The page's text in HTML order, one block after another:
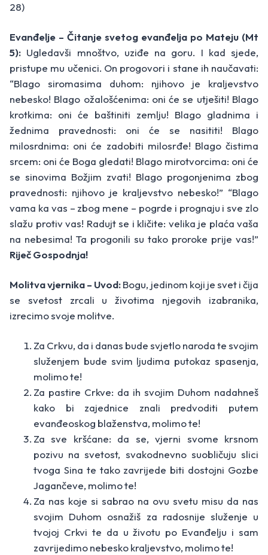
28)
Evanđelje – Čitanje svetog evanđelja po Mateju (Mt
5): Ugledavši mnoštvo, uziđe na goru. I kad sjede,
pristupe mu učenici. On progovori i stane ih naučavati:
“Blago siromasima duhom: njihovo je kraljevstvo
nebesko! Blago ožalošćenima: oni će se utješiti! Blago
krotkima: oni će baštiniti zemlju! Blago gladnima i
žednima pravednosti: oni će se nasititi! Blago
milosrdnima: oni će zadobiti milosrđe! Blago čistima
srcem: oni će Boga gledati! Blago mirotvorcima: oni će
se sinovima Božjim zvati! Blago progonjenima zbog
pravednosti: njihovo je kraljevstvo nebesko!” “Blago
vama ka vas – zbog mene – pogrde i prognaju i sve zlo
slažu protiv vas! Radujt se i kličite: velika je plaća vaša
na nebesima! Ta progonili su tako proroke prije vas!”
Riječ Gospodnja!
Molitva vjernika – Uvod:Bogu, jedinom koji je svet i čija
se svetost zrcali u životima njegovih izabranika,
izrecimo svoje molitve.
Za Crkvu, da i danas bude svjetlo naroda te svojim
služenjem bude svim ljudima putokaz spasenja,
molimo te!
Za pastire Crkve: da ih svojim Duhom nadahneš
kako bi zajednice znali predvoditi putem
evanđeoskog blaženstva, molimo te!
Za sve kršćane: da se, vjerni svome krsnom
pozivu na svetost, svakodnevno suobličuju slici
tvoga Sina te tako zavrijede biti dostojni Gozbe
Jagančeve, molimo te!
Za nas koje si sabrao na ovu svetu misu da nas
svojim Duhom osnažiš za radosnije služenje u
tvojoj Crkvi te da u životu po Evanđelju i sam
zavrijedimo nebesko kraljevstvo, molimo te!